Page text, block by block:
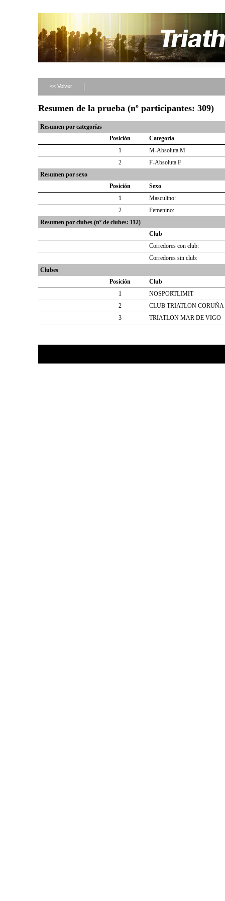
<< Volver
Resumen de la prueba (nº participantes: 309)
Resumen por categorías
Posición
Categoría
1
M-Absoluta M
2
F-Absoluta F
Resumen por sexo
Posición
Sexo
1
Masculino:
2
Femenino:
Resumen por clubes (nº de clubes: 112)
Club
Corredores con club:
Corredores sin club:
Clubes
Posición
Club
1
NOSPORTLIMIT
2
CLUB TRIATLON CORUÑA
3
TRIATLON MAR DE VIGO